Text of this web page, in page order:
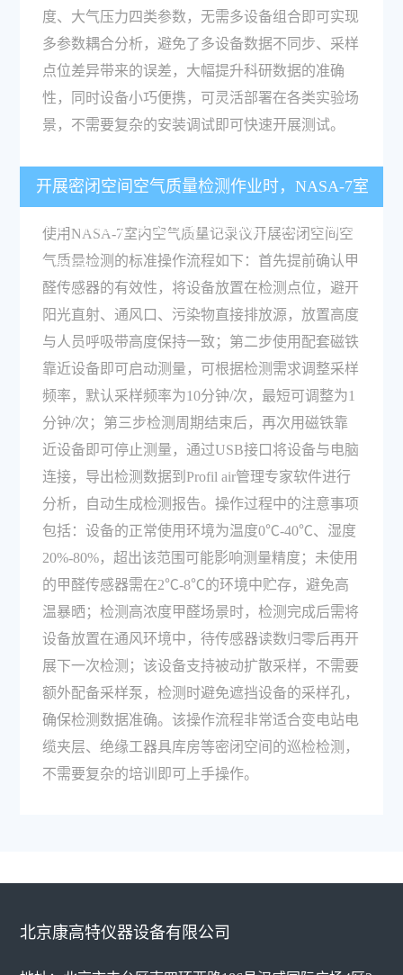
度、大气压力四类参数，无需多设备组合即可实现
多参数耦合分析，避免了多设备数据不同步、采样
点位差异带来的误差，大幅提升科研数据的准确
性，同时设备小巧便携，可灵活部署在各类实验场
景，不需要复杂的安装调试即可快速开展测试。
开展密闭空间空气质量检测作业时，NASA-7室
内空气质量记录仪的操作流程是什么，有哪些注
意事项？
使用NASA-7室内空气质量记录仪开展密闭空间空
气质量检测的标准操作流程如下：首先提前确认甲
醛传感器的有效性，将设备放置在检测点位，避开
阳光直射、通风口、污染物直接排放源，放置高度
与人员呼吸带高度保持一致；第二步使用配套磁铁
靠近设备即可启动测量，可根据检测需求调整采样
频率，默认采样频率为10分钟/次，最短可调整为1
分钟/次；第三步检测周期结束后，再次用磁铁靠
近设备即可停止测量，通过USB接口将设备与电脑
连接，导出检测数据到Profil air管理专家软件进行
分析，自动生成检测报告。操作过程中的注意事项
包括：设备的正常使用环境为温度0℃-40℃、湿度
20%-80%，超出该范围可能影响测量精度；未使用
的甲醛传感器需在2℃-8℃的环境中贮存，避免高
温暴晒；检测高浓度甲醛场景时，检测完成后需将
设备放置在通风环境中，待传感器读数归零后再开
展下一次检测；该设备支持被动扩散采样，不需要
额外配备采样泵，检测时避免遮挡设备的采样孔，
确保检测数据准确。该操作流程非常适合变电站电
缆夹层、绝缘工器具库房等密闭空间的巡检检测，
不需要复杂的培训即可上手操作。
北京康高特仪器设备有限公司